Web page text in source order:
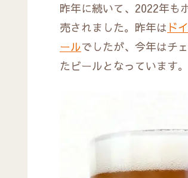
昨年に続いて、2022年も
売されました。昨年は ド
ールでしたが、今年はチ
たビールとなっています。